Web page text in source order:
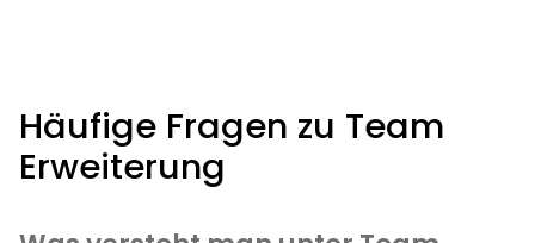
Häufige Fragen zu Team
Erweiterung